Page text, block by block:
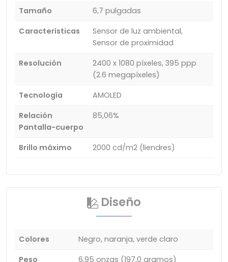
Tamaño
6,7 pulgadas
Características
Sensor de luz ambiental,
Sensor de proximidad
Resolución
2400 x 1080 píxeles, 395 ppp
(2.6 megapíxeles)
Tecnología
AMOLED
Relación
Pantalla-cuerpo
85,06%
Brillo máximo 2000 cd/m2 (liendres)
Diseño
Colores
Negro, naranja, verde claro
Peso
6,95 onzas (197,0 gramos)